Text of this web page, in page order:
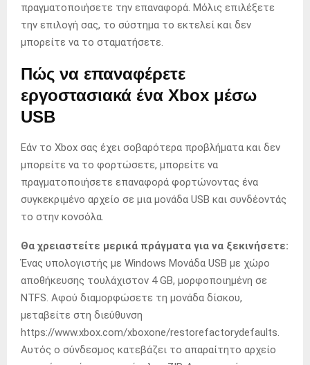
πραγματοποιήσετε την επαναφορά. Μόλις επιλέξετε
την επιλογή σας, το σύστημα το εκτελεί και δεν
μπορείτε να το σταματήσετε.
Πώς να επαναφέρετε
εργοστασιακά ένα Xbox μέσω
USB
Εάν το Xbox σας έχει σοβαρότερα προβλήματα και δεν
μπορείτε να το φορτώσετε, μπορείτε να
πραγματοποιήσετε επαναφορά φορτώνοντας ένα
συγκεκριμένο αρχείο σε μια μονάδα USB και συνδέοντάς
το στην κονσόλα.
Θα χρειαστείτε μερικά πράγματα για να ξεκινήσετε:
Ένας υπολογιστής με Windows Μονάδα USB με χώρο
αποθήκευσης τουλάχιστον 4 GB, μορφοποιημένη σε
NTFS. Αφού διαμορφώσετε τη μονάδα δίσκου,
μεταβείτε στη διεύθυνση
https://www.xbox.com/xboxone/restorefactorydefaults.
Αυτός ο σύνδεσμος κατεβάζει το απαραίτητο αρχείο